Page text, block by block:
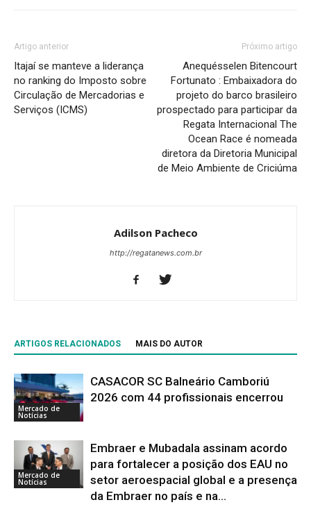
Artigo anterior
Itajaí se manteve a liderança
no ranking do Imposto sobre
Circulação de Mercadorias e
Serviços (ICMS)
Próximo artigo
Anequésselen Bitencourt
Fortunato : Embaixadora do
projeto do barco brasileiro
prospectado para participar da
Regata Internacional The
Ocean Race é nomeada
diretora da Diretoria Municipal
de Meio Ambiente de Criciúma
Adilson Pacheco
http://regatanews.com.br
ARTIGOS RELACIONADOS MAIS DO AUTOR
Mercado de
Notícias
CASACOR SC Balneário Camboriú
2026 com 44 profissionais encerrou
Mercado de
Notícias
Embraer e Mubadala assinam acordo
para fortalecer a posição dos EAU no
setor aeroespacial global e a presença
da Embraer no país e na...